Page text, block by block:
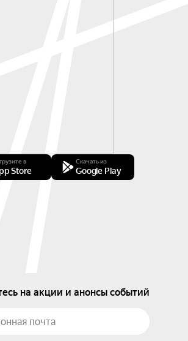
в
Store
Скачать из
Google Play
на акции и анонсы событий